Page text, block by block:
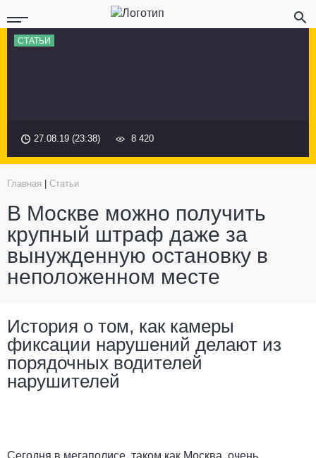
СТАТЬИ
27.08.19 (23:38) 8 420
Главная Статьи
В Москве можно получить
крупный штраф даже за
вынужденную остановку в
неположенном месте
История о том, как камеры
фиксации нарушений делают из
порядочных водителей
нарушителей
Сегодня в мегаполисе, таком как Москва, очень